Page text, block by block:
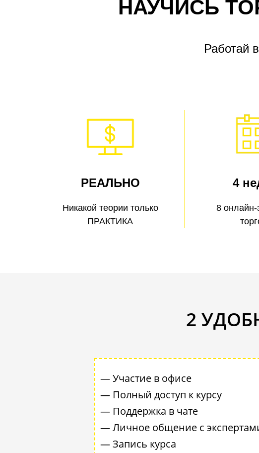
НАУЧИСЬ
Работай
РЕАЛЬНО
Никакой теории только
ПРАКТИКА
4
8 онлайн-
2
— Участие в офисе
— Полный доступ к курсу
— Поддержка в чате
— Личное общение с
— Запись курса